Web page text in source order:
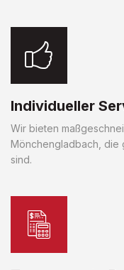
Individueller
Wir bieten
Mönchengladbach, die
sind.